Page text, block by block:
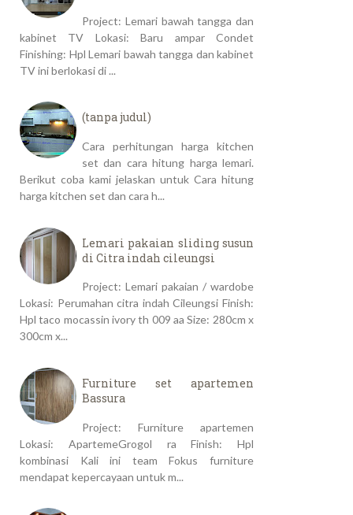
Project: Lemari bawah tangga dan
kabinet TV Lokasi: Baru ampar Condet
Finishing: Hpl Lemari bawah tangga dan kabinet
TV ini berlokasi di ...
(tanpa judul)
Cara perhitungan harga kitchen
set dan cara hitung harga lemari.
Berikut coba kami jelaskan untuk Cara hitung
harga kitchen set dan cara h...
Lemari pakaian sliding susun
di Citra indah cileungsi
Project: Lemari pakaian / wardobe
Lokasi: Perumahan citra indah Cileungsi Finish:
Hpl taco mocassin ivory th 009 aa Size: 280cm x
300cm x...
Furniture set apartemen
Bassura
Project: Furniture apartemen
Lokasi: ApartemeGrogol ra Finish: Hpl
kombinasi Kali ini team Fokus furniture
mendapat kepercayaan untuk m...